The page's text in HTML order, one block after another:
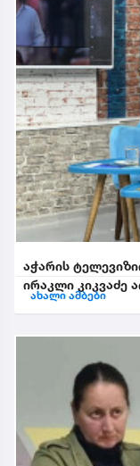
აჭარის
ირაკლი კიკვაძე
ახალი ამბები